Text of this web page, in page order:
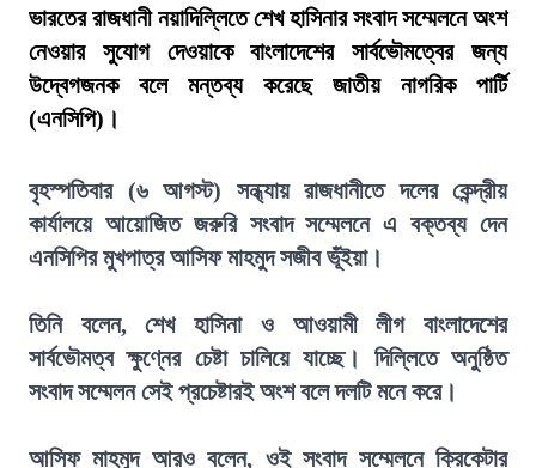
ভারতের রাজধানী নয়াদিল্লিতে শেখ হাসিনার সংবাদ সম্মেলনে অংশ
নেওয়ার সুযোগ দেওয়াকে বাংলাদেশের সার্বভৌমত্বের জন্য
উদ্বেগজনক বলে মন্তব্য করেছে জাতীয় নাগরিক পার্টি
(এনসিপি)।
বৃহস্পতিবার (৬ আগস্ট) সন্ধ্যায় রাজধানীতে দলের কেন্দ্রীয়
কার্যালয়ে আয়োজিত জরুরি সংবাদ সম্মেলনে এ বক্তব্য দেন
এনসিপির মুখপাত্র আসিফ মাহমুদ সজীব ভূঁইয়া।
তিনি বলেন, শেখ হাসিনা ও আওয়ামী লীগ বাংলাদেশের
সার্বভৌমত্ব ক্ষুণ্নের চেষ্টা চালিয়ে যাচ্ছে। দিল্লিতে অনুষ্ঠিত
সংবাদ সম্মেলন সেই প্রচেষ্টারই অংশ বলে দলটি মনে করে।
আসিফ মাহমুদ আরও বলেন, ওই সংবাদ সম্মেলনে ক্রিকেটার